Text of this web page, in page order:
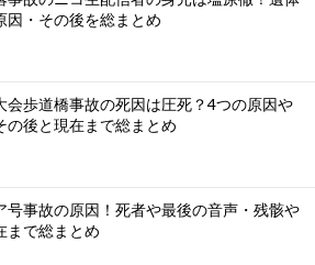
因・その後を総まとめ
会歩道橋事故の死因は圧死？4つの原因や
の後と現在まで総まとめ
号事故の原因！死者や最後の音声・残骸や
まで総まとめ